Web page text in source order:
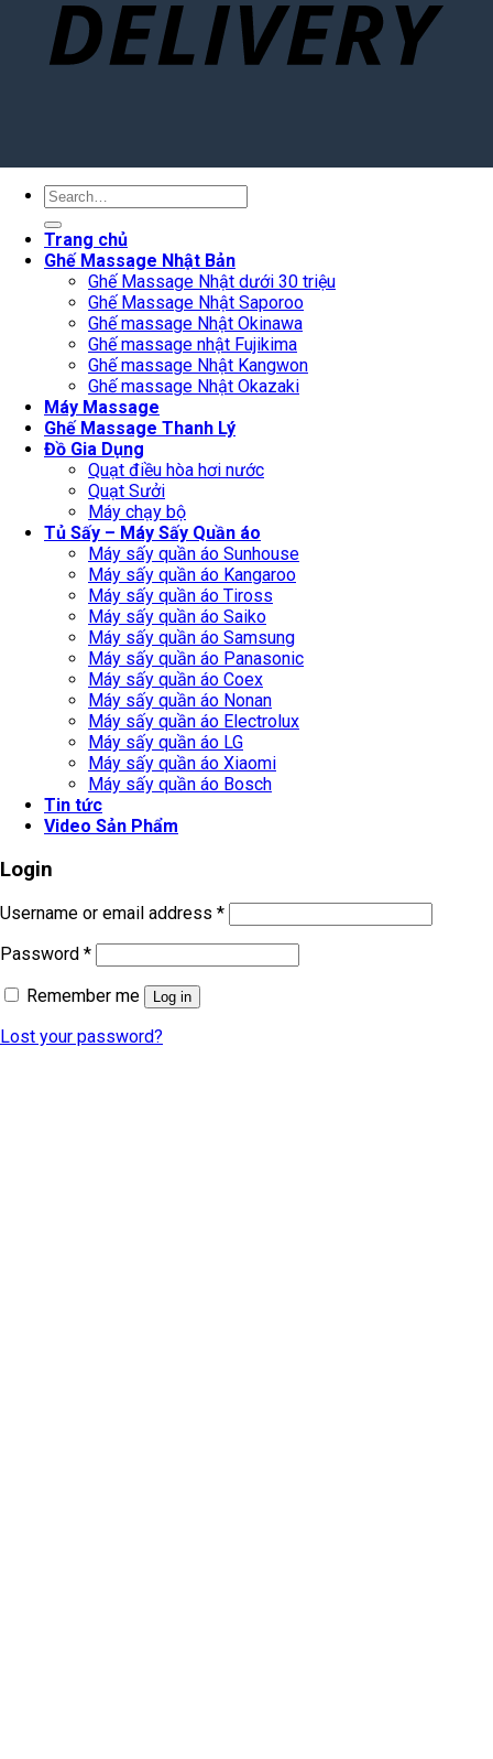
Search
Trang chủ
Ghế Massage Nhật Bản
Ghế Massage Nhật dưới 30 triệu
Ghế Massage Nhật Saporoo
Ghế massage Nhật Okinawa
Ghế massage nhật Fujikima
Ghế massage Nhật Kangwon
Ghế massage Nhật Okazaki
Máy Massage
Ghế Massage Thanh Lý
Đồ Gia Dụng
Quạt điều hòa hơi nước
Quạt Sưởi
Máy chạy bộ
Tủ Sấy – Máy Sấy Quần áo
Máy sấy quần áo Sunhouse
Máy sấy quần áo Kangaroo
Máy sấy quần áo Tiross
Máy sấy quần áo Saiko
Máy sấy quần áo Samsung
Máy sấy quần áo Panasonic
Máy sấy quần áo Coex
Máy sấy quần áo Nonan
Máy sấy quần áo Electrolux
Máy sấy quần áo LG
Máy sấy quần áo Xiaomi
Máy sấy quần áo Bosch
Tin tức
Video Sản Phẩm
Login
Username or email address *
Password *
Remember me
Log in
Lost your password?